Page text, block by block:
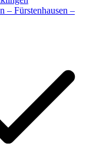
– Fürstenhausen –